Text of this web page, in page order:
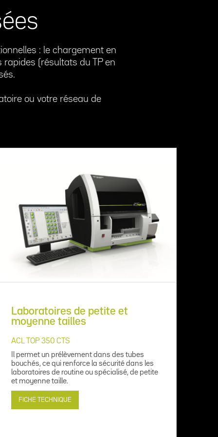
: le chargement en
(résultats du TP en
ou votre réseau de
Laboratoires de petite et
moyenne tailles
ACL TOP 350 CTS
Il permet un prélèvement dans des tubes
bouchés, ce qui renforce la sécurité dans les
laboratoires de routine ou spécialisé, de petite
et moyenne taille.
FICHE TECHNIQUE